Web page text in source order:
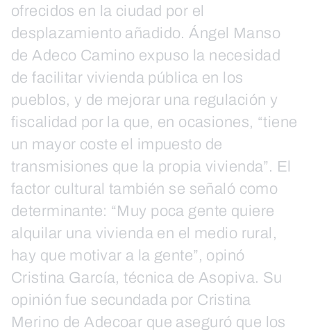
ofrecidos en la ciudad por el
desplazamiento añadido. Ángel Manso
de Adeco Camino expuso la necesidad
de facilitar vivienda pública en los
pueblos, y de mejorar una regulación y
fiscalidad por la que, en ocasiones, “tiene
un mayor coste el impuesto de
transmisiones que la propia vivienda”. El
factor cultural también se señaló como
determinante: “Muy poca gente quiere
alquilar una vivienda en el medio rural,
hay que motivar a la gente”, opinó
Cristina García, técnica de Asopiva. Su
opinión fue secundada por Cristina
Merino de Adecoar que aseguró que los